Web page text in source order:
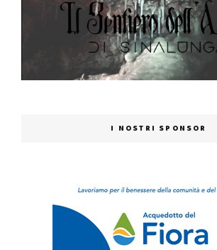
I NOSTRI SPONSOR